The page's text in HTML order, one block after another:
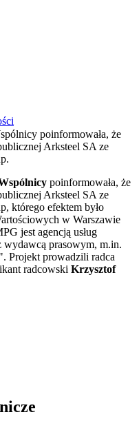
poinformowała, że
Arksteel SA ze
poinformowała, że
Arksteel SA ze
którego efektem było
w Warszawie
jest agencją usług
prasowym, m.in.
Projekt prowadzili radca
radcowski Krzysztof